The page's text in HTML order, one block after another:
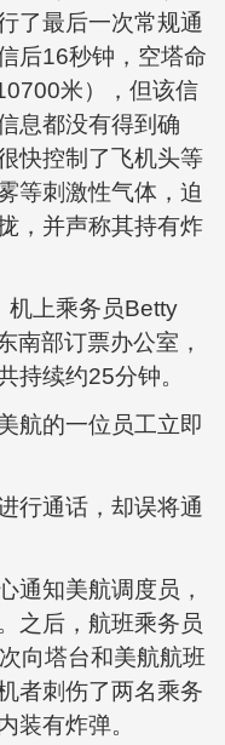
了最后一次常规通
后16秒钟，空塔命
米），但该信
息都没有得到确
快控制了飞机头等
等刺激性气体，迫
，并声称其持有炸
机上乘务员Betty
南部订票办公室，
持续约25分钟。
航的一位员工立即
行通话，却误将通
通知美航调度员，
之后，航班乘务员
向塔台和美航航班
者刺伤了两名乘务
装有炸弹。